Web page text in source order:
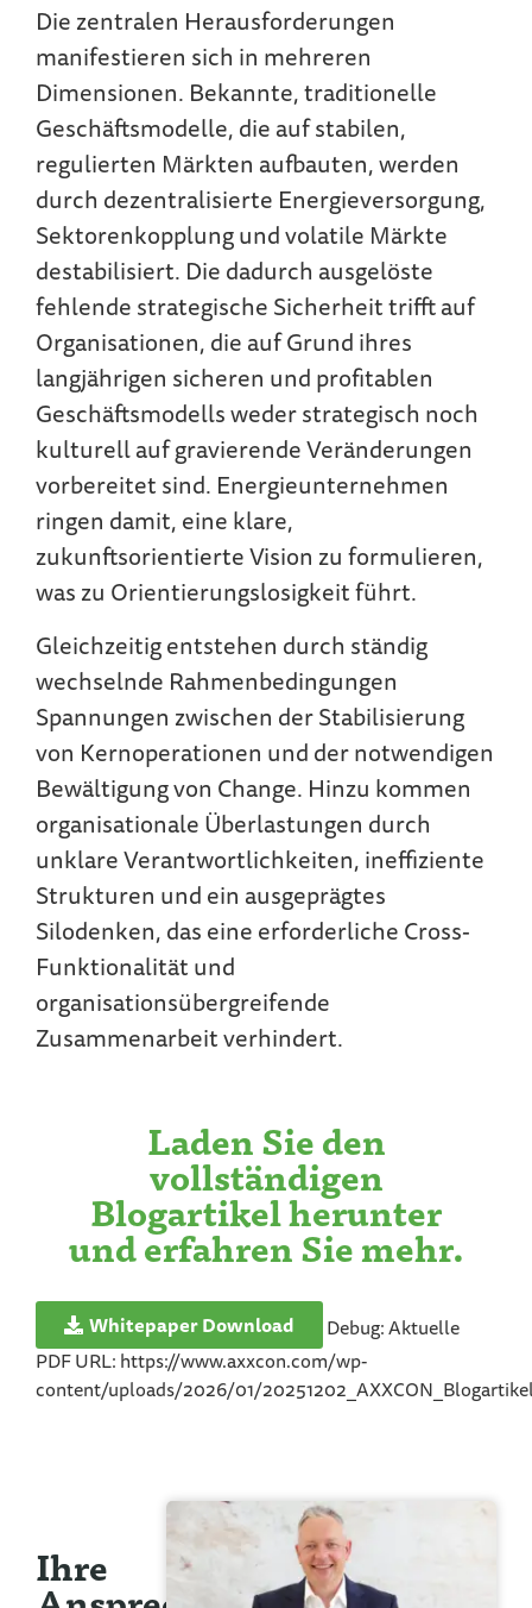
Die zentralen Herausforderungen
manifestieren sich in mehreren
Dimensionen. Bekannte, traditionelle
Geschäftsmodelle, die auf stabilen,
regulierten Märkten aufbauten, werden
durch dezentralisierte Energieversorgung,
Sektorenkopplung und volatile Märkte
destabilisiert. Die dadurch ausgelöste
fehlende strategische Sicherheit trifft auf
Organisationen, die auf Grund ihres
langjährigen sicheren und profitablen
Geschäftsmodells weder strategisch noch
kulturell auf gravierende Veränderungen
vorbereitet sind. Energieunternehmen
ringen damit, eine klare,
zukunftsorientierte Vision zu formulieren,
was zu Orientierungslosigkeit führt.
Gleichzeitig entstehen durch ständig
wechselnde Rahmenbedingungen
Spannungen zwischen der Stabilisierung
von Kernoperationen und der notwendigen
Bewältigung von Change. Hinzu kommen
organisationale Überlastungen durch
unklare Verantwortlichkeiten, ineffiziente
Strukturen und ein ausgeprägtes
Silodenken, das eine erforderliche Cross-
Funktionalität und
organisationsübergreifende
Zusammenarbeit verhindert.
Laden Sie den
vollständigen
Blogartikel herunter
und erfahren Sie mehr.
Whitepaper Download
Debug: Aktuelle
PDF URL: https://www.axxcon.com/wp-
content/uploads/2026/01/
Ihre